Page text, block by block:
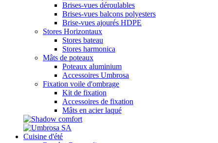
Brises-vues déroulables
Brises-vues balcons polyesters
Brise-vues ajourés HDPE
Stores Horizontaux
Stores bateau
Stores harmonica
Mâts de poteaux
Poteaux aluminium
Accessoires Umbrosa
Fixation voile d'ombrage
Kit de fixation
Accessoires de fixation
Mâts en acier laqué
Cuisine d'été